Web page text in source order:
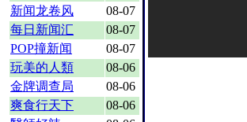
新闻龙卷风
08-07
每日新闻汇
08-07
POP撞新闻
08-07
玩美的人類
08-06
金牌调查局
08-06
爽食行天下
08-06